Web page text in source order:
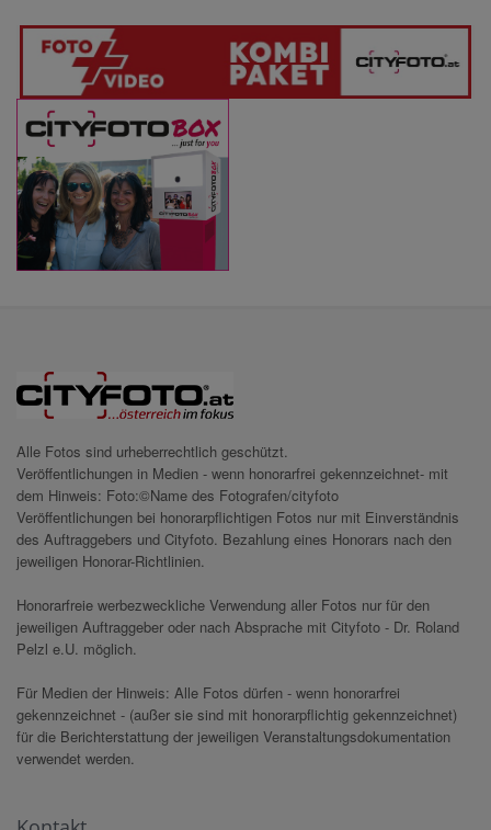
Alle Fotos sind urheberrechtlich geschützt.
Veröffentlichungen in Medien - wenn honorarfrei gekennzeichnet- mit
dem Hinweis: Foto:©Name des Fotografen/cityfoto
Veröffentlichungen bei honorarpflichtigen Fotos nur mit Einverständnis
des Auftraggebers und Cityfoto. Bezahlung eines Honorars nach den
jeweiligen Honorar-Richtlinien.
Honorarfreie werbezweckliche Verwendung aller Fotos nur für den
jeweiligen Auftraggeber oder nach Absprache mit Cityfoto - Dr. Roland
Pelzl e.U. möglich.
Für Medien der Hinweis: Alle Fotos dürfen - wenn honorarfrei
gekennzeichnet - (außer sie sind mit honorarpflichtig gekennzeichnet)
für die Berichterstattung der jeweiligen Veranstaltungsdokumentation
verwendet werden.